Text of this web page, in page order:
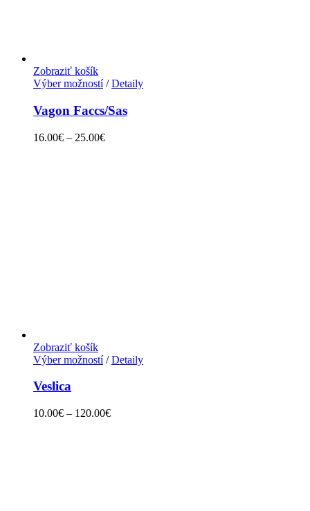
Zobraziť košík
Výber možností/ Detaily
Vagon Faccs/Sas
16.00€ – 25.00€
Zobraziť košík
Výber možností/ Detaily
Veslica
10.00€ – 120.00€